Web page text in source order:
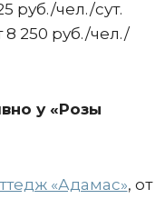
руб./чел./сут.
8 250 руб./чел./
у «Розы
«Адамас», от